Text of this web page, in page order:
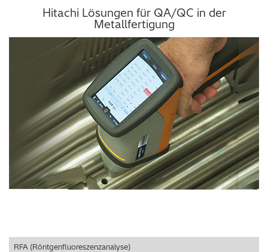
Hitachi Lösungen für QA/QC in der
Metallfertigung
RFA (Röntgenfluoreszenzanalyse)